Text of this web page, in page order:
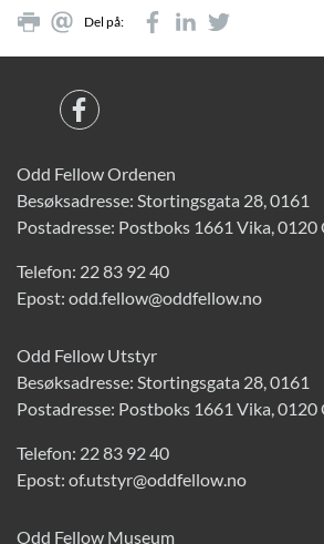
Del på:
Odd Fellow Ordenen
Besøksadresse: Stortingsgata 28, 0161
Postadresse: Postboks 1661 Vika, 0120
Telefon: 22 83 92 40
Epost: odd.fellow@oddfellow.no
Odd Fellow Utstyr
Besøksadresse: Stortingsgata 28, 0161
Postadresse: Postboks 1661 Vika, 0120
Telefon: 22 83 92 40
Epost: of.utstyr@oddfellow.no
Odd Fellow Museum